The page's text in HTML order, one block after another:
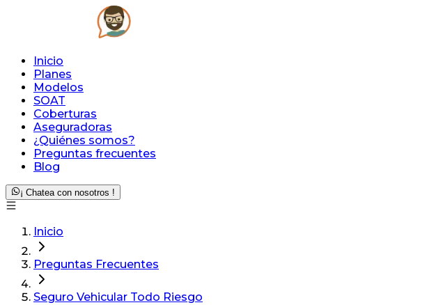
Inicio
Planes
Modelos
SOAT
Coberturas
Aseguradoras
¿Quiénes somos?
Preguntas frecuentes
Blog
¡ Chatea con nosotros !
Inicio
Preguntas Frecuentes
Seguro Vehicular Todo Riesgo